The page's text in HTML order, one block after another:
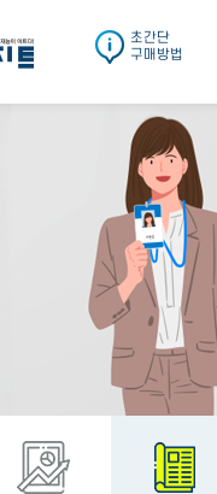
초간단
구매방법